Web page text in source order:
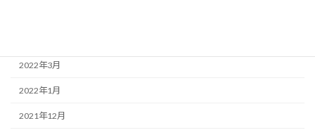
2022年3月
2022年1月
2021年12月